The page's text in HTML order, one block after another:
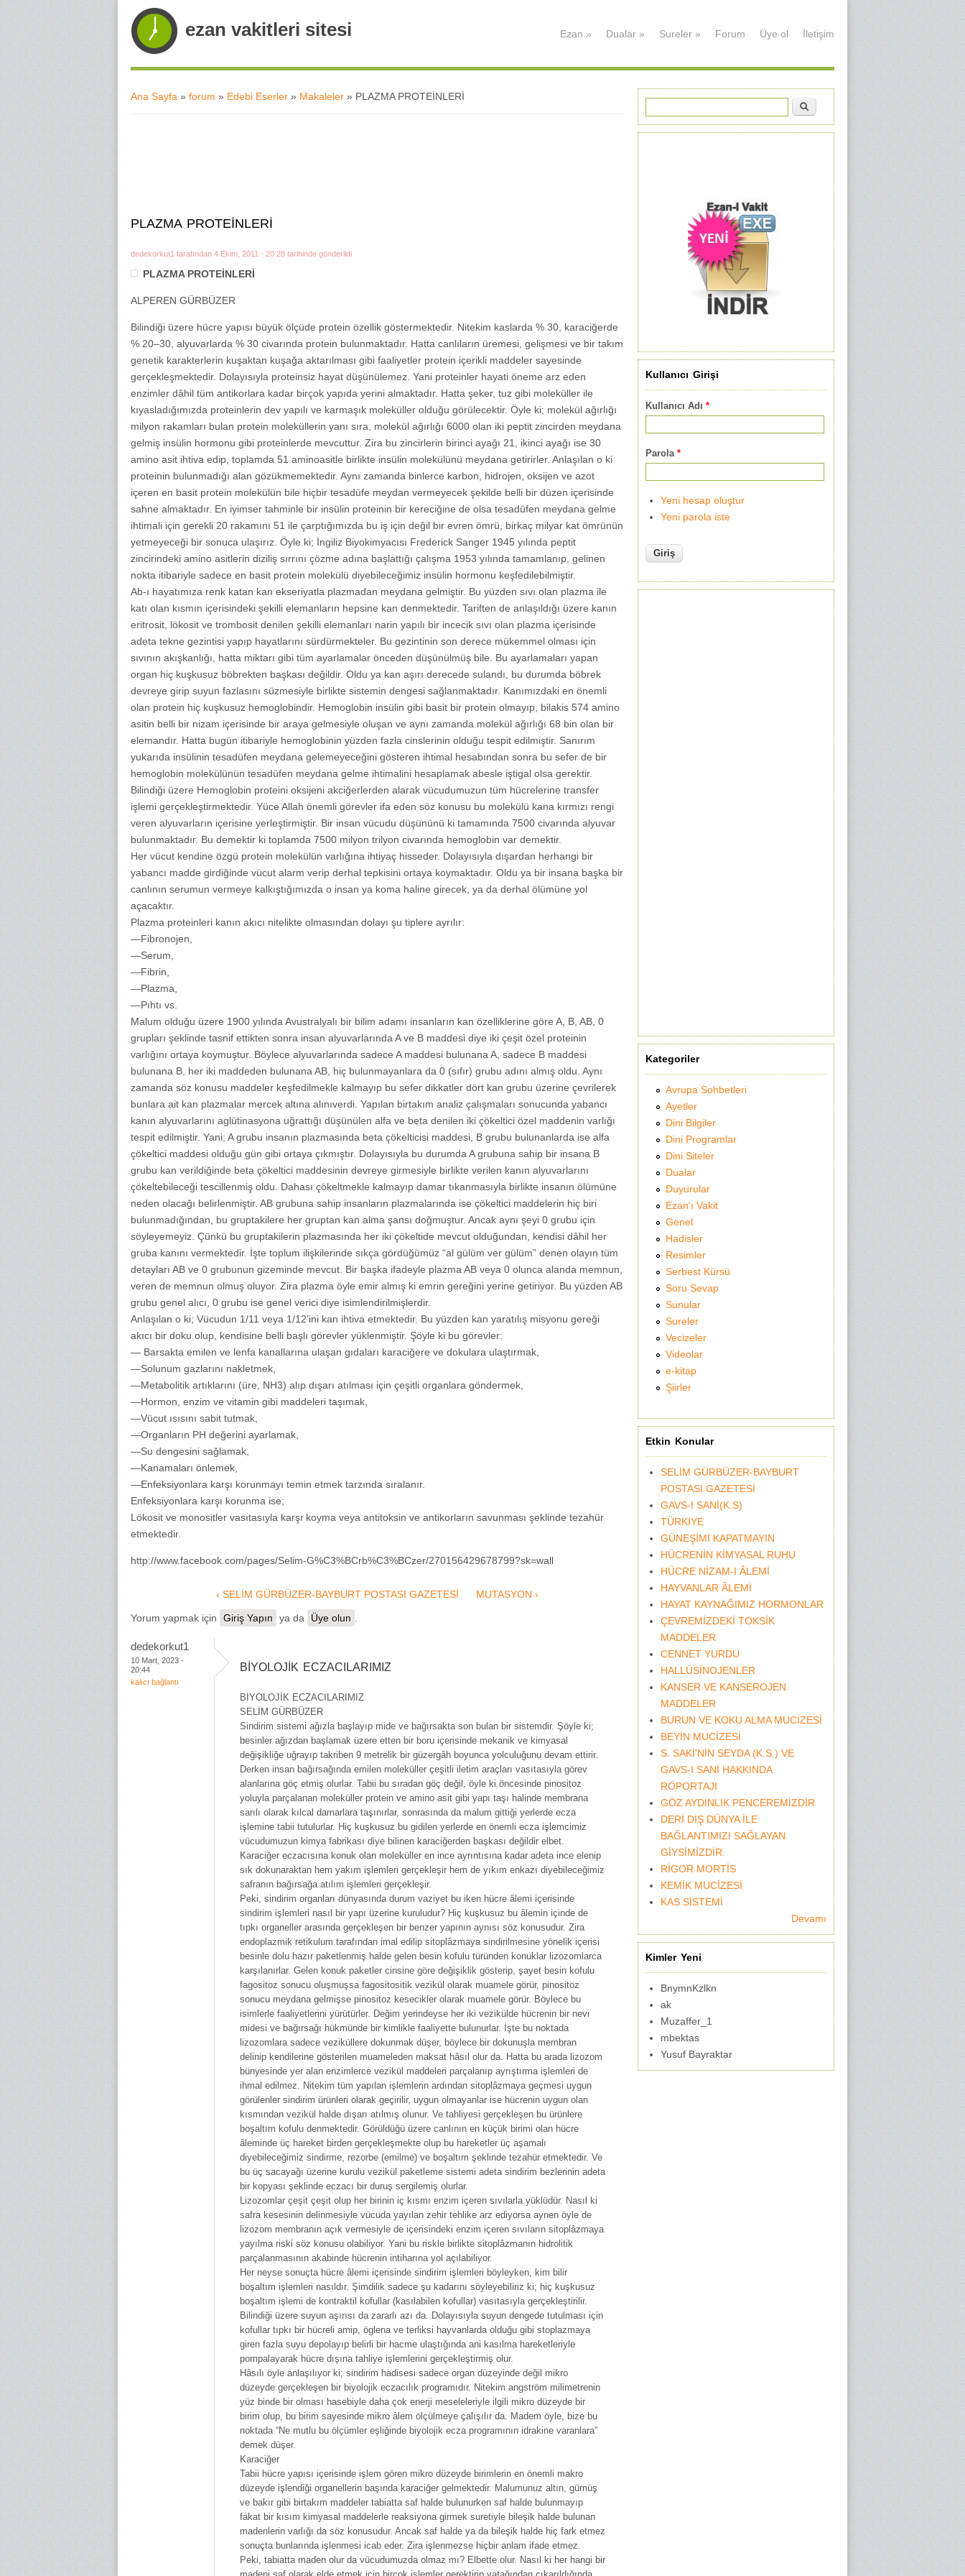
ezan vakitleri sitesi Ezan » Dualar » Sureler » Forum Üye ol İletişim
Ana Sayfa » forum » Edebi Eserler » Makaleler » PLAZMA PROTEİNLERİ
PLAZMA PROTEİNLERİ
dedekorkut1 tarafından 4 Ekim, 2011 - 20:28 tarihinde gönderildi
PLAZMA PROTEİNLERİ
ALPEREN GÜRBÜZER
Bilindiği üzere hücre yapısı büyük ölçüde protein özellik göstermektedir. Nitekim kaslarda % 30, karaciğerde
% 20–30, alyuvarlarda % 30 civarında protein bulunmaktadır. Hatta canlıların üremesi, gelişmesi ve bir takım
genetik karakterlerin kuşaktan kuşağa aktarılması gibi faaliyetler protein içerikli maddeler sayesinde
gerçekleşmektedir. Dolayısıyla proteinsiz hayat düşünülemez. Yani proteinler hayati öneme arz eden
enzimler dâhil tüm antikorlara kadar birçok yapıda yerini almaktadır. Hatta şeker, tuz gibi moleküller ile
kıyasladığımızda proteinlerin dev yapılı ve karmaşık moleküller olduğu görülecektir. Öyle ki; molekül ağırlığı
milyon rakamları bulan protein moleküllerin yanı sıra, molekül ağırlığı 6000 olan iki peptit zincirden meydana
gelmiş insülin hormonu gibi proteinlerde mevcuttur. Zira bu zincirlerin birinci ayağı 21, ikinci ayağı ise 30
amino asit ihtiva edip, toplamda 51 aminoasitle birlikte insülin molekülünü meydana getirirler. Anlaşılan o ki
proteinin bulunmadığı alan gözükmemektedir. Aynı zamanda binlerce karbon, hidrojen, oksijen ve azot
içeren en basit protein molekülün bile hiçbir tesadüfe meydan vermeyecek şekilde belli bir düzen içerisinde
sahne almaktadır. En iyimser tahminle bir insülin proteinin bir kereciğine de olsa tesadüfen meydana gelme
ihtimali için gerekli 20 rakamını 51 ile çarptığımızda bu iş için değil bir evren ömrü, birkaç milyar kat ömrünün
yetmeyeceği bir sonuca ulaşırız. Öyle ki; İngiliz Biyokimyacısı Frederick Sanger 1945 yılında peptit
zincirindeki amino asitlerin diziliş sırrını çözme adına başlattığı çalışma 1953 yılında tamamlanıp, gelinen
nokta itibariyle sadece en basit protein molekülü diyebileceğimiz insülin hormonu keşfedilebilmiştir.
Ab-ı hayatımıza renk katan kan ekseriyatla plazmadan meydana gelmiştir. Bu yüzden sıvı olan plazma ile
katı olan kısmın içerisindeki şekilli elemanların hepsine kan denmektedir. Tariften de anlaşıldığı üzere kanın
eritrosit, lökosit ve trombosit denilen şekilli elemanları narin yapılı bir incecik sıvı olan plazma içerisinde
adeta tekne gezintisi yapıp hayatlarını sürdürmekteler. Bu gezintinin son derece mükemmel olması için
sıvının akışkanlığı, hatta miktarı gibi tüm ayarlamalar önceden düşünülmüş bile. Bu ayarlamaları yapan
organ hiç kuşkusuz böbrekten başkası değildir. Oldu ya kan aşırı derecede sulandı, bu durumda böbrek
devreye girip suyun fazlasını süzmesiyle birlikte sistemin dengesi sağlanmaktadır. Kanımızdaki en önemli
olan protein hiç kuşkusuz hemoglobindir. Hemoglobin insülin gibi basit bir protein olmayıp, bilakis 574 amino
asitin belli bir nizam içerisinde bir araya gelmesiyle oluşan ve aynı zamanda molekül ağırlığı 68 bin olan bir
elemandır. Hatta bugün itibariyle hemoglobinin yüzden fazla cinslerinin olduğu tespit edilmiştir. Sanırım
yukarıda insülinin tesadüfen meydana gelemeyeceğini gösteren ihtimal hesabından sonra bu sefer de bir
hemoglobin molekülünün tesadüfen meydana gelme ihtimalini hesaplamak abesle iştigal olsa gerektir.
Bilindiği üzere Hemoglobin proteini oksijeni akciğerlerden alarak vücudumuzun tüm hücrelerine transfer
işlemi gerçekleştirmektedir. Yüce Allah önemli görevler ifa eden söz konusu bu molekülü kana kırmızı rengi
veren alyuvarların içerisine yerleştirmiştir. Bir insan vücudu düşününü ki tamamında 7500 civarında alyuvar
bulunmaktadır. Bu demektir ki toplamda 7500 milyon trilyon civarında hemoglobin var demektir.
Her vücut kendine özgü protein molekülün varlığına ihtiyaç hisseder. Dolayısıyla dışardan herhangi bir
yabancı madde girdiğinde vücut alarm verip derhal tepkisini ortaya koymaktadır. Oldu ya bir insana başka bir
canlının serumun vermeye kalkıştığımızda o insan ya koma haline girecek, ya da derhal ölümüne yol
açacaktır.
Plazma proteinleri kanın akıcı nitelikte olmasından dolayı şu tiplere ayrılır:
—Fibronojen,
—Serum,
—Fibrin,
—Plazma,
—Pıhtı vs.
Malum olduğu üzere 1900 yılında Avustralyalı bir bilim adamı insanların kan özelliklerine göre A, B, AB, 0
grupları şeklinde tasnif ettikten sonra insan alyuvarlarında A ve B maddesi diye iki çeşit özel proteinin
varlığını ortaya koymuştur. Böylece alyuvarlarında sadece A maddesi bulunana A, sadece B maddesi
bulunana B, her iki maddeden bulunana AB, hiç bulunmayanlara da 0 (sıfır) grubu adını almış oldu. Aynı
zamanda söz konusu maddeler keşfedilmekle kalmayıp bu sefer dikkatler dört kan grubu üzerine çevrilerek
bunlara ait kan plazmalar mercek altına alınıverdi. Yapılan birtakım analiz çalışmaları sonucunda yabancı
kanın alyuvarlarını aglütinasyona uğrattığı düşünülen alfa ve beta denilen iki çökeltici özel maddenin varlığı
tespit edilmiştir. Yani; A grubu insanın plazmasında beta çökelticisi maddesi, B grubu bulunanlarda ise alfa
çökeltici maddesi olduğu gün gibi ortaya çıkmıştır. Dolayısıyla bu durumda A grubuna sahip bir insana B
grubu kan verildiğinde beta çökeltici maddesinin devreye girmesiyle birlikte verilen kanın alyuvarlarını
çökeltebileceği tescillenmiş oldu. Dahası çökeltmekle kalmayıp damar tıkanmasıyla birlikte insanın ölümüne
neden olacağı belirlenmiştir. AB grubuna sahip insanların plazmalarında ise çökeltici maddelerin hiç biri
bulunmadığından, bu gruptakilere her gruptan kan alma şansı doğmuştur. Ancak aynı şeyi 0 grubu için
söyleyemeyiz. Çünkü bu gruptakilerin plazmasında her iki çökeltide mevcut olduğundan, kendisi dâhil her
gruba kanını vermektedir. İşte toplum ilişkilerinde sıkça gördüğümüz “al gülüm ver gülüm” denen olayın tüm
detayları AB ve 0 grubunun gizeminde mevcut. Bir başka ifadeyle plazma AB veya 0 olunca alanda memnun,
veren de memnun olmuş oluyor. Zira plazma öyle emir almış ki emrin gereğini yerine getiriyor. Bu yüzden AB
grubu genel alıcı, 0 grubu ise genel verici diye isimlendirilmişlerdir.
Anlaşılan o ki; Vücudun 1/11 veya 1/12’ini kan ihtiva etmektedir. Bu yüzden kan yaratılış misyonu gereği
akıcı bir doku olup, kendisine belli başlı görevler yüklenmiştir. Şöyle ki bu görevler:
— Barsakta emilen ve lenfa kanallarına ulaşan gıdaları karaciğere ve dokulara ulaştırmak,
—Solunum gazlarını nakletmek,
—Metabolitik artıklarını (üre, NH3) alıp dışarı atılması için çeşitli organlara göndermek,
—Hormon, enzim ve vitamin gibi maddeleri taşımak,
—Vücut ısısını sabit tutmak,
—Organların PH değerini ayarlamak,
—Su dengesini sağlamak,
—Kanamaları önlemek,
—Enfeksiyonlara karşı korunmayı temin etmek tarzında sıralanır.
Enfeksiyonlara karşı korunma ise;
Lökosit ve monositler vasıtasıyla karşı koyma veya antitoksin ve antikorların savunması şeklinde tezahür
etmektedir.
http://www.facebook.com/pages/Selim-G%C3%BCrb%C3%BCzer/270156429678799?sk=wall
‹ SELİM GÜRBÜZER-BAYBURT POSTASI GAZETESİ MUTASYON ›
Yorum yapmak için Giriş Yapın ya da Üye olun
dedekorkut1
10 Mart, 2023 -
20:44
kalıcı bağlantı
BİYOLOJİK ECZACILARIMIZ
BİYOLOJİK ECZACILARIMIZ
SELİM GÜRBÜZER
Sindirim sistemi ağızla başlayıp mide ve bağırsakta son bulan bir sistemdir. Şöyle ki;
besinler ağızdan başlamak üzere etten bir boru içerisinde mekanik ve kimyasal
değişikliğe uğrayıp takriben 9 metrelik bir güzergâh boyunca yolculuğunu devam ettirir.
Derken insan bağırsağında emilen moleküller çeşitli iletim araçları vasıtasıyla görev
alanlarına göç etmiş olurlar. Tabii bu sıradan göç değil, öyle ki öncesinde pinositoz
yoluyla parçalanan moleküller protein ve amino asit gibi yapı taşı halinde membrana
sarılı olarak kılcal damarlara taşınırlar, sonrasında da malum gittiği yerlerde ecza
işlemine tabii tutulurlar. Hiç kuşkusuz bu gidilen yerlerde en önemli ecza işlemcimiz
vücudumuzun kimya fabrikası diye bilinen karaciğerden başkası değildir elbet.
Karaciğer eczacısına konuk olan moleküller en ince ayrıntısına kadar adeta ince elenip
sık dokunaraktan hem yakım işlemleri gerçekleşir hem de yıkım enkazı diyebileceğimiz
safranın bağırsağa atılım işlemleri gerçekleşir.
Peki, sindirim organları dünyasında durum vaziyet bu iken hücre âlemi içerisinde
sindirim işlemleri nasıl bir yapı üzerine kuruludur? Hiç kuşkusuz bu âlemin içinde de
tıpkı organeller arasında gerçekleşen bir benzer yapının aynısı söz konusudur. Zira
endoplazmik retikulum tarafından imal edilip sitoplâzmaya sindirilmesine yönelik içerisi
besinle dolu hazır paketlenmiş halde gelen besin kofulu türünden konuklar lizozomlarca
karşılanırlar. Gelen konuk paketler cinsine göre değişiklik gösterip, şayet besin kofulu
fagositoz sonucu oluşmuşsa fagositositik vezikül olarak muamele görür, pinositoz
sonucu meydana gelmişse pinositoz kesecikler olarak muamele görür. Böylece bu
isimlerle faaliyetlerini yürütürler. Değim yerindeyse her iki vezikülde hücrenin bir nevi
midesi ve bağırsağı hükmünde bir kimlikle faaliyette bulunurlar. İşte bu noktada
lizozomlara sadece veziküllere dokunmak düşer, böylece bir dokunuşla membran
delinip kendilerine gösterilen muameleden maksat hâsıl olur da. Hatta bu arada lizozom
bünyesinde yer alan enzimlerce vezikül maddeleri parçalanıp ayrıştırma işlemleri de
ihmal edilmez. Nitekim tüm yapılan işlemlerin ardından sitoplâzmaya geçmesi uygun
görülenler sindirim ürünleri olarak geçirilir, uygun olmayanlar ise hücrenin uygun olan
kısmından vezikül halde dışarı atılmış olunur. Ve tahliyesi gerçekleşen bu ürünlere
boşaltım kofulu denmektedir. Görüldüğü üzere canlının en küçük birimi olan hücre
âleminde üç hareket birden gerçekleşmekte olup bu hareketler üç aşamalı
diyebileceğimiz sindirme, rezorbe (emilme) ve boşaltım şeklinde tezahür etmektedir. Ve
bu üç sacayağı üzerine kurulu vezikül paketleme sistemi adeta sindirim bezlerinin adeta
bir kopyası şeklinde eczacı bir duruş sergilemiş olurlar.
Lizozomlar çeşit çeşit olup her birinin iç kısmı enzim içeren sıvılarla yüklüdür. Nasıl ki
safra kesesinin delinmesiyle vücuda yayılan zehir tehlike arz ediyorsa aynen öyle de
lizozom membranın açık vermesiyle de içerisindeki enzim içeren sıvıların sitoplâzmaya
yayılma riski söz konusu olabiliyor. Yani bu riskle birlikte sitoplâzmanın hidrolitik
parçalanmasının akabinde hücrenin intiharına yol açılabiliyor.
Her neyse sonuçta hücre âlemi içerisinde sindirim işlemleri böyleyken, kim bilir
boşaltım işlemleri nasıldır. Şimdilik sadece şu kadarını söyleyebiliriz ki; hiç kuşkusuz
boşaltım işlemi de kontraktil kofullar (kasılabilen kofullar) vasıtasıyla gerçekleştirilir.
Bilindiği üzere suyun aşırısı da zararlı azı da. Dolayısıyla suyun dengede tutulması için
kofullar tıpkı bir hücreli amip, öglena ve terliksi hayvanlarda olduğu gibi stoplazmaya
giren fazla suyu depolayıp belirli bir hacme ulaştığında ani kasılma hareketleriyle
pompalayarak hücre dışına tahliye işlemlerini gerçekleştirmiş olur.
Hâsılı öyle anlaşılıyor ki; sindirim hadisesi sadece organ düzeyinde değil mikro
düzeyde gerçekleşen bir biyolojik eczacılık programıdır. Nitekim angström milimetrenin
yüz binde bir olması hasebiyle daha çok enerji meseleleriyle ilgili mikro düzeyde bir
birim olup, bu birim sayesinde mikro âlem ölçülmeye çalışılır da. Madem öyle, bize bu
noktada “Ne mutlu bu ölçümler eşliğinde biyolojik ecza programının idrakine varanlara”
demek düşer.
Karaciğer
Tabii hücre yapısı içerisinde işlem gören mikro düzeyde birimlerin en önemli makro
düzeyde işlendiği organellerin başında karaciğer gelmektedir. Malumunuz altın, gümüş
ve bakır gibi birtakım maddeler tabiatta saf halde bulunurken saf halde bulunmayıp
fakat bir kısım kimyasal maddelerle reaksiyona girmek suretiyle bileşik halde bulunan
madenlerin varlığı da söz konusudur. Ancak saf halde ya da bileşik halde hiç fark etmez
sonuçta bunlarında işlenmesi icab eder. Zira işlenmezse hiçbir anlam ifade etmez.
Peki, tabiatta maden olur da vücudumuzda olmaz mı? Elbette olur. Nasıl ki her hangi bir
Arama formu
Ara
Kullanıcı Girişi
Kullanıcı Adı *
Parola *
Yeni hesap oluştur
Yeni parola iste
Kategoriler
Avrupa Sohbetleri
Ayetler
Dini Bilgiler
Dini Programlar
Dini Siteler
Dualar
Duyurular
Ezan'ı Vakit
Genel
Hadisler
Resimler
Serbest Kürsü
Soru Sevap
Sunular
Sureler
Vecizeler
Videolar
e-kitap
Şiirler
Etkin Konular
SELİM GÜRBÜZER-BAYBURT
POSTASI GAZETESİ
GAVS-I SANİ(K.S)
TÜRKİYE
GÜNEŞİMİ KAPATMAYIN
HÜCRENİN KİMYASAL RUHU
HÜCRE NİZAM-I ÂLEMİ
HAYVANLAR ÂLEMİ
HAYAT KAYNAĞIMIZ HORMONLAR
ÇEVREMİZDEKİ TOKSİK
MADDELER
CENNET YURDU
HALLÜSİNOJENLER
KANSER VE KANSEROJEN
MADDELER
BURUN VE KOKU ALMA MUCİZESİ
BEYİN MUCİZESİ
S. SAKİ'NİN SEYDA (K.S.) VE
GAVS-I SANİ HAKKINDA
RÖPORTAJI
GÖZ AYDINLIK PENCEREMİZDİR
DERİ DIŞ DÜNYA İLE
BAĞLANTIMIZI SAĞLAYAN
GİYSİMİZDİR.
RİGOR MORTİS
KEMİK MUCİZESİ
KAS SİSTEMİ
Devamı
Kimler Yeni
BnymnKzlkn
ak
Muzaffer_1
mbektas
Yusuf Bayraktar